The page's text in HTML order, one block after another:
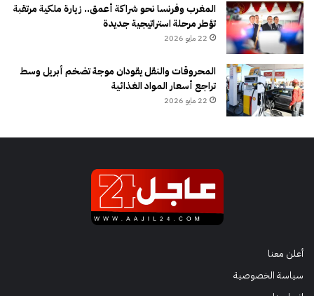
المغرب وفرنسا نحو شراكة أعمق.. زيارة ملكية مرتقبة
تؤطر مرحلة استراتيجية جديدة
22 مايو 2026
المحروقات والنقل يقودان موجة تضخم أبريل وسط
تراجع أسعار المواد الغذائية
22 مايو 2026
أعلن معنا
سياسة الخصوصية